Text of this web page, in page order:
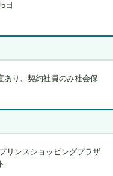
日
あり、契約社員のみ社会保
リンスショッピングプラザ